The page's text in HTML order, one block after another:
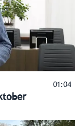
01:04